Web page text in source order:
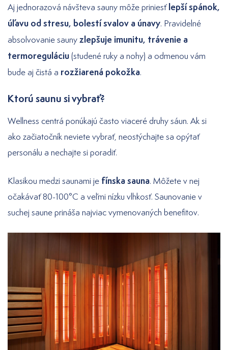
Aj jednorazová návšteva sauny môže priniesťlepší spánok,
úľavu od stresu, bolestí svalov a únavy. Pravidelné
absolvovanie sauny zlepšuje imunitu, trávenie a
termoreguláciu(studené ruky a nohy) a odmenou vám
bude aj čistá a rozžiarená pokožka.
Ktorú saunu si vybrať?
Wellness centrá ponúkajú často viaceré druhy sáun. Ak si
ako začiatočník neviete vybrať, neostýchajte sa opýtať
personálu a nechajte si poradiť.
Klasikou medzi saunami je fínska sauna. Môžete v nej
očakávať 80-100°C a veľmi nízku vlhkosť. Saunovanie v
suchej saune prináša najviac vymenovaných benefitov.